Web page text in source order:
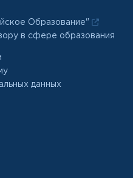
Образование"
в сфере образования
данных